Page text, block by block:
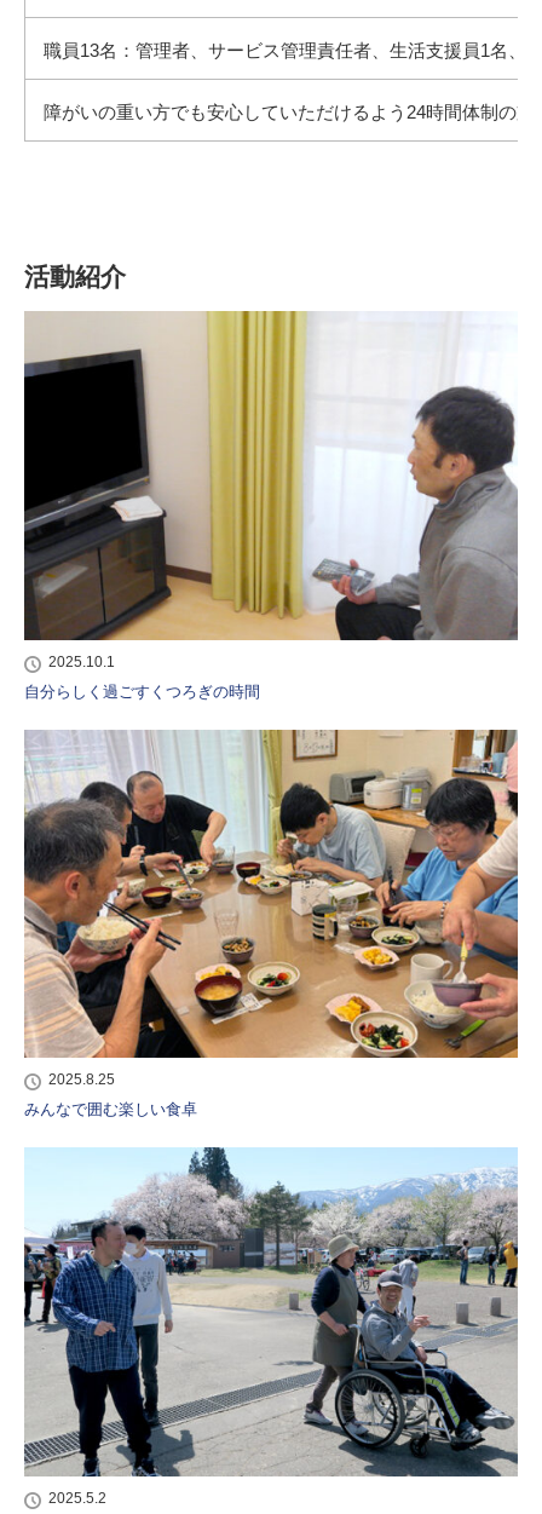
職員13名：管理者、サービス管理責任者、生活支援員1名、
障がいの重い方でも安心していただけるよう24時間体制の
活動紹介
2025.10.1
自分らしく過ごすくつろぎの時間
2025.8.25
みんなで囲む楽しい食卓
2025.5.2